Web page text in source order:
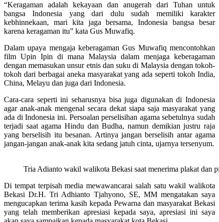
“Keragaman adalah kekayaan dan anugerah dari Tuhan untuk
bangsa Indonesia yang dari dulu sudah memiliki karakter
kebhinnekaan, mari kita jaga bersama, Indonesia bangsa besar
karena keragaman itu” kata Gus Muwafiq.
Dalam upaya mengaja keberagaman Gus Muwafiq mencontohkan
film Upin Ipin di mana Malaysia dalam menjaga keberagaman
dengan memasukan unsur etnis dan suku di Malaysia dengan tokoh-
tokoh dari berbagai aneka masyarakat yang ada seperti tokoh India,
China, Melayu dan juga dari Indonesia.
Cara-cara seperti ini seharusnya bisa juga digunakan di Indonesia
agar anak-anak mengenal secara dekat siapa saja masyarakat yang
ada di Indonesia ini. Persoalan perselisihan agama sebetulnya sudah
terjadi saat agama Hindu dan Budha, namun demikian justru raja
yang berselisih itu besanan. Artinya jangan berselisih antar agama
jangan-jangan anak-anak kita sedang jatuh cinta, ujarnya tersenyum.
Tria Adianto wakil walikota Bekasi saat menerima plakat dan
Di tempat terpisah media mewawancarai salah satu wakil walikota
Bekasi Dr.H. Tri Adhianto Tjahyono, SE, MM mengatakan saya
mengucapkan terima kasih kepada Pewarna dan masyarakat Bekasi
yang telah memberikan apresiasi kepada saya, apresiasi ini saya